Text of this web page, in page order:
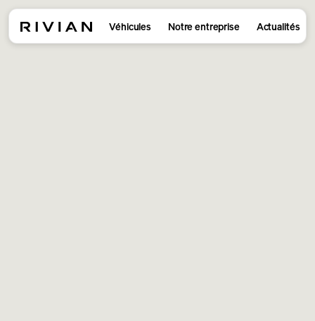
Véhicules Notre entreprise Actualités